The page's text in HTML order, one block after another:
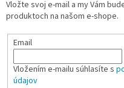
Vložte svoj e-mail a my Vám
produktoch na našom e-shope.
Email
Vložením e-mailu súhlasíte s
údajov